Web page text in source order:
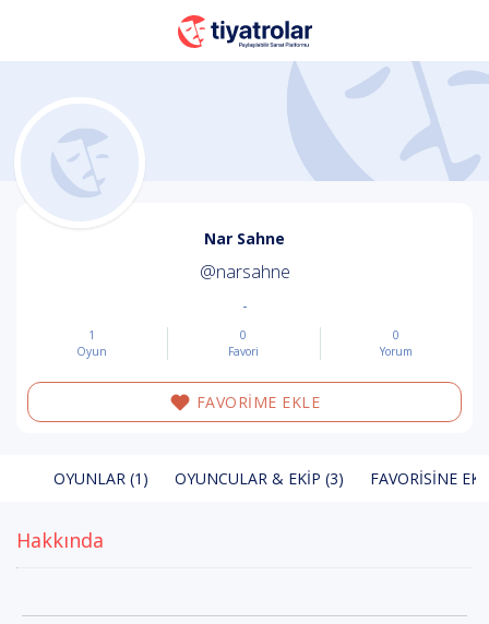
Nar Sahne
@narsahne
-
1
Oyun
0
Favori
0
Yorum
FAVORİME EKLE
OYUNLAR (1) OYUNCULAR & EKIP (3) FAVORISINE
Hakkında